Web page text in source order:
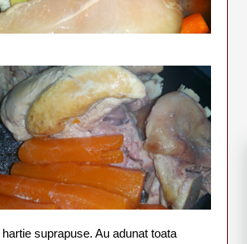
suprapuse. Au adunat toata